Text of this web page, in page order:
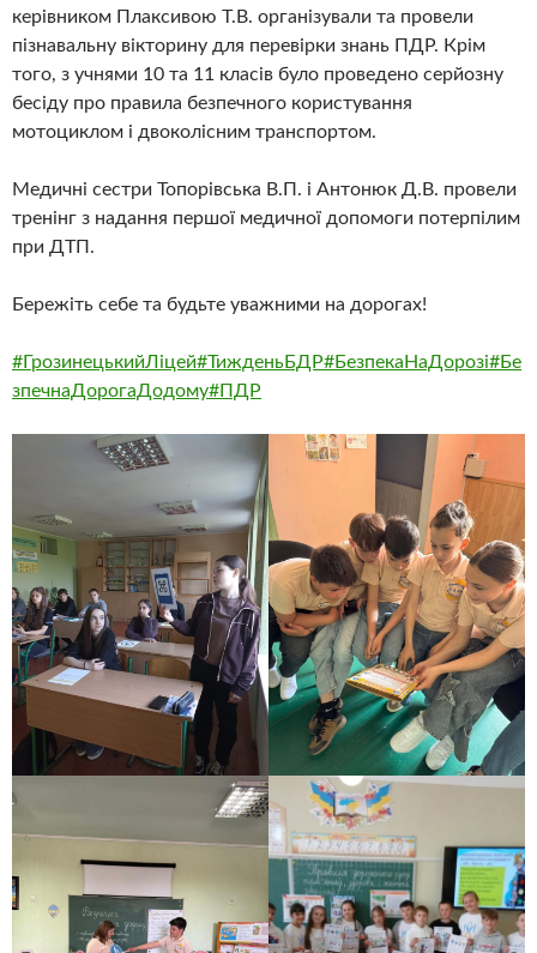
керівником Плаксивою Т.В. організували та провели
пізнавальну вікторину для перевірки знань ПДР. Крім
того, з учнями 10 та 11 класів було проведено серйозну
бесіду про правила безпечного користування
мотоциклом і двоколісним транспортом.
Медичні сестри Топорівська В.П. і Антонюк Д.В. провели
тренінг з надання першої медичної допомоги потерпілим
при ДТП.
Бережіть себе та будьте уважними на дорогах!
#ГрозинецькийЛіцей#ТижденьБДР#БезпекаНаДорозі#Бе
зпечнаДорогаДодому#ПДР